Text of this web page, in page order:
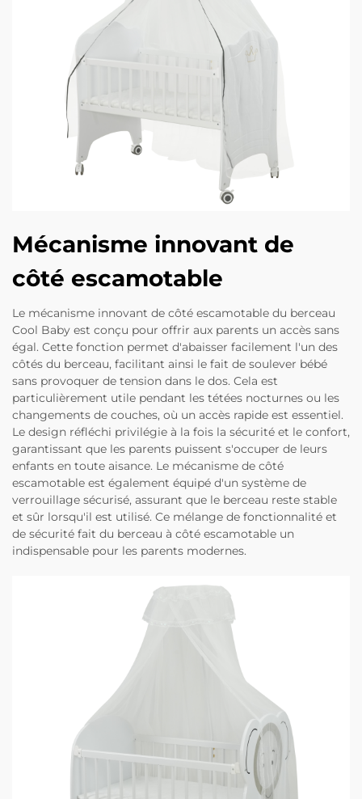
Mécanisme innovant de
côté escamotable
Le mécanisme innovant de côté escamotable du berceau
Cool Baby est conçu pour offrir aux parents un accès sans
égal. Cette fonction permet d'abaisser facilement l'un des
côtés du berceau, facilitant ainsi le fait de soulever bébé
sans provoquer de tension dans le dos. Cela est
particulièrement utile pendant les tétées nocturnes ou les
changements de couches, où un accès rapide est essentiel.
Le design réfléchi privilégie à la fois la sécurité et le confort,
garantissant que les parents puissent s'occuper de leurs
enfants en toute aisance. Le mécanisme de côté
escamotable est également équipé d'un système de
verrouillage sécurisé, assurant que le berceau reste stable
et sûr lorsqu'il est utilisé. Ce mélange de fonctionnalité et
de sécurité fait du berceau à côté escamotable un
indispensable pour les parents modernes.